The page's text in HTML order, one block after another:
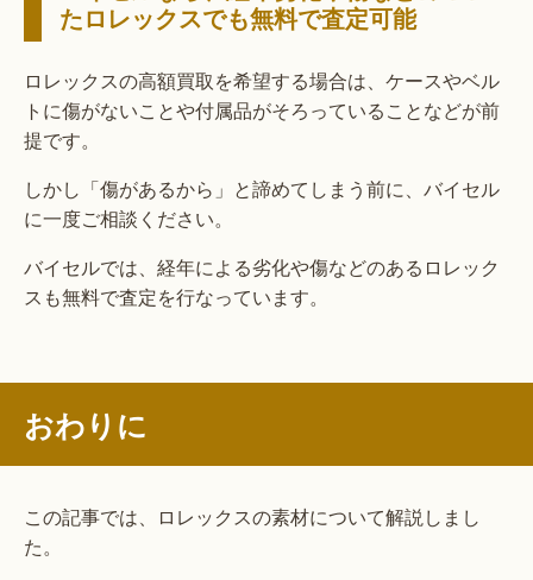
たロレックスでも無料で査定可能
ロレックスの高額買取を希望する場合は、ケースやベル
トに傷がないことや付属品がそろっていることなどが前
提です。
しかし「傷があるから」と諦めてしまう前に、バイセル
に一度ご相談ください。
バイセルでは、経年による劣化や傷などのあるロレック
スも無料で査定を行なっています。
おわりに
この記事では、ロレックスの素材について解説しまし
た。